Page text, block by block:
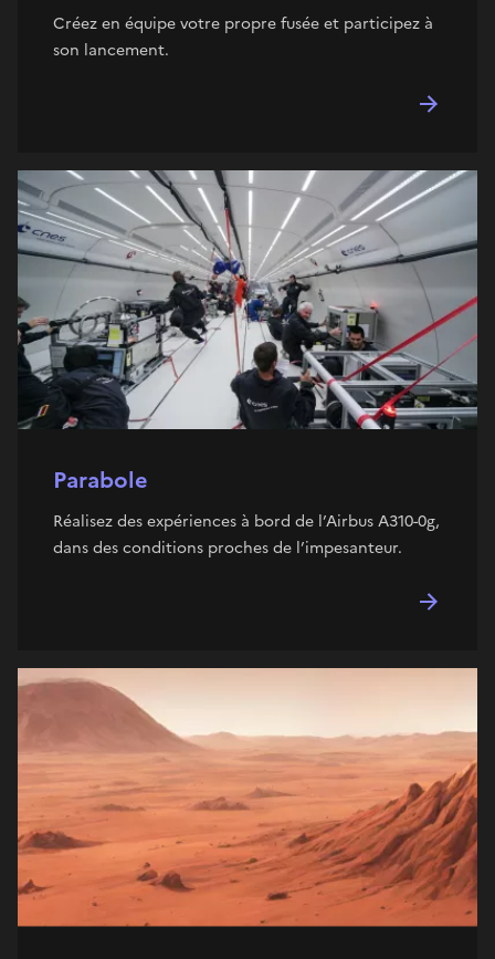
Créez en équipe votre propre fusée et participez à
son lancement.
Parabole
Réalisez des expériences à bord de l’Airbus A310-0g,
dans des conditions proches de l’impesanteur.